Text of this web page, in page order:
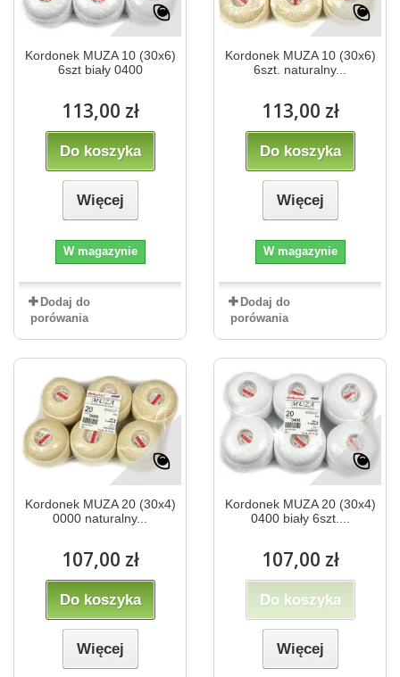
Kordonek MUZA 10 (30x6)
6szt biały 0400
113,00 zł
Do koszyka
Więcej
W magazynie
Dodaj do
porówania
Kordonek MUZA 10 (30x6)
6szt. naturalny...
113,00 zł
Do koszyka
Więcej
W magazynie
Dodaj do
porówania
Kordonek MUZA 20 (30x4)
0000 naturalny...
107,00 zł
Do koszyka
Więcej
Kordonek MUZA 20 (30x4)
0400 biały 6szt....
107,00 zł
Do koszyka
Więcej